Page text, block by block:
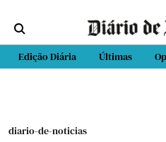
Edição Diária Últimas
diario-de-noticias